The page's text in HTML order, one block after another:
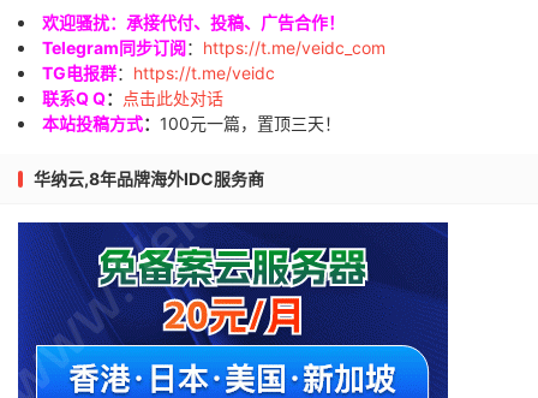
欢迎骚扰：承接代付、投稿、广告合作！
Telegram同步订阅： https://t.me/veidc_com
TG电报群： https://t.me/veidc
联系Q Q：
点击此处对话
本站投稿方式： 100元一篇，置顶三天！
华纳云,8年品牌海外IDC服务商